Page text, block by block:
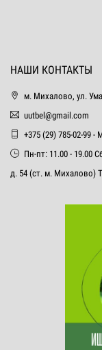
НАШИ КОНТАКТЫ
м. Михалово, ул.
uutbel@gmail.com
+375 (29) 785-02-99 -
Пн-пт: 11.00 - 19.00
д. 54 (ст. м. Михалово)